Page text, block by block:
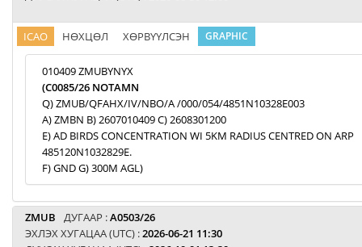
ICAO НӨХЦӨЛ ХӨРВҮҮЛСЭН GRAPHIC
010409 ZMUBYNYX
(C0085/26 NOTAMN
Q) ZMUB/QFAHX/IV/NBO/A /000/054/4851N10328E003
A) ZMBN B) 2607010409 C) 2608301200
E) AD BIRDS CONCENTRATION WI 5KM RADIUS CENTRED ON ARP
485120N1032829E.
F) GND G) 300M AGL)
ZMUB ДУГААР :A0503/26
ЭХЛЭХ ХУГАЦАА (UTC) :2026-06-21 11:30